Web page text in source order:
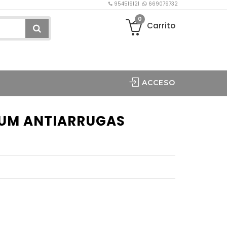
954519121 669079732
0
Carrito
ACCESO
ANTIARRUGAS